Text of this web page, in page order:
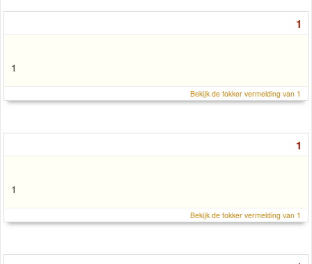
1
1
Bekijk de fokker vermelding van 1
1
1
Bekijk de fokker vermelding van 1